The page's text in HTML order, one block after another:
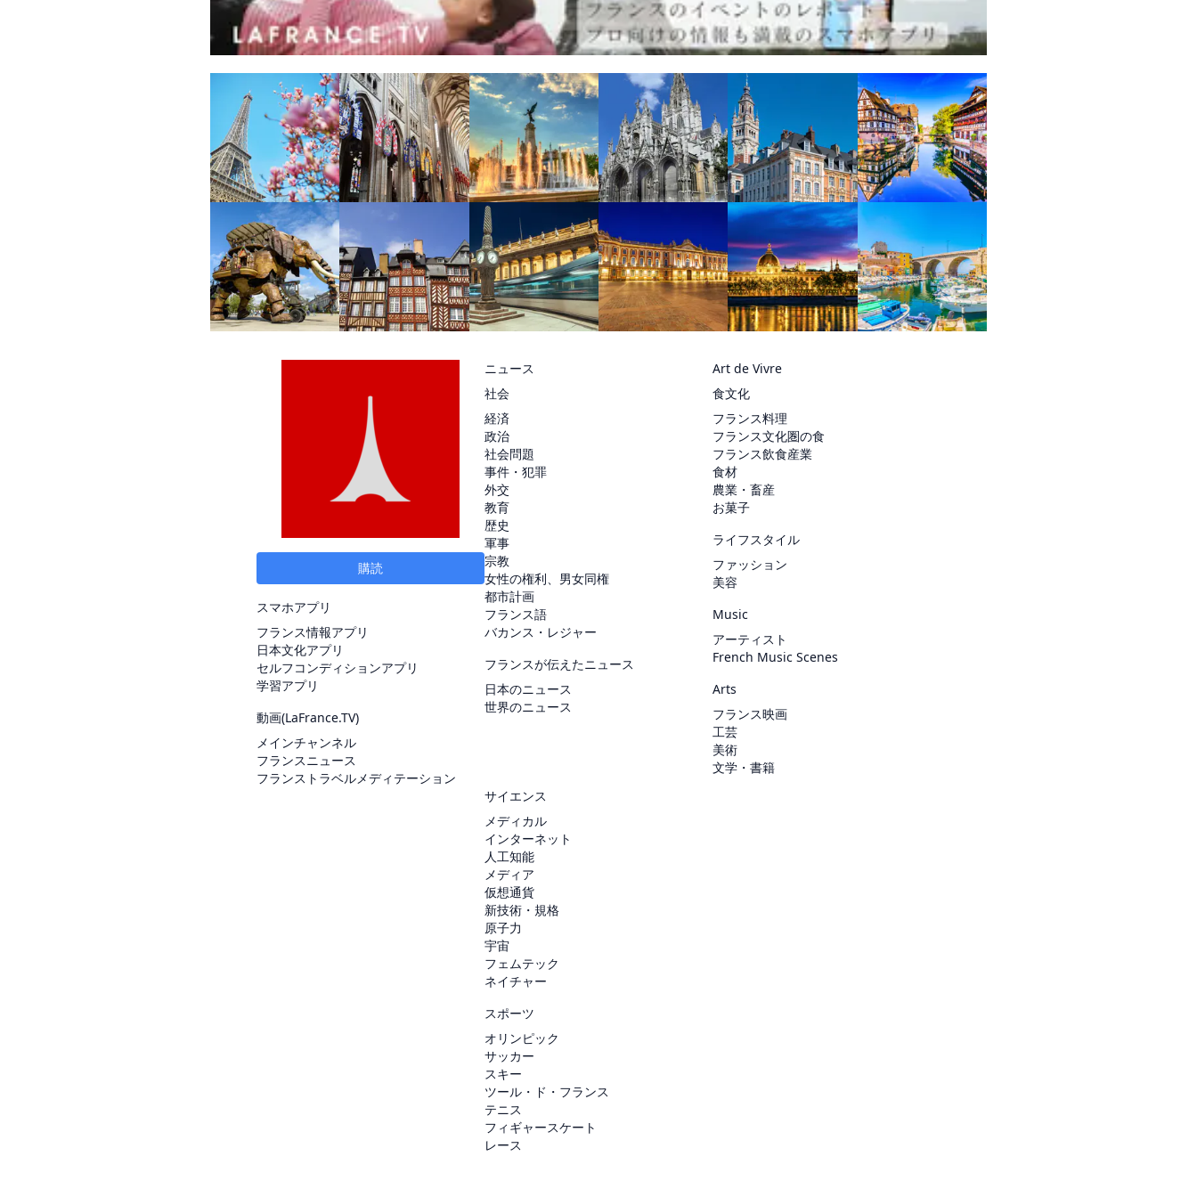
購読
スマホアプリ
フランス情報アプリ
日本文化アプリ
セルフコンディションアプリ
学習アプリ
動画(LaFrance.TV)
メインチャンネル
フランスニュース
フランストラベルメディテーション
ニュース
社会
経済
政治
社会問題
事件・犯罪
外交
教育
歴史
軍事
宗教
女性の権利、男女同権
都市計画
フランス語
バカンス・レジャー
フランスが伝えたニュース
日本のニュース
世界のニュース
Art de Vivre
食文化
フランス料理
フランス文化圏の食
フランス飲食産業
食材
農業・畜産
お菓子
ライフスタイル
ファッション
美容
Music
アーティスト
French Music Scenes
Arts
フランス映画
工芸
美術
文学・書籍
サイエンス
メディカル
インターネット
人工知能
メディア
仮想通貨
新技術・規格
原子力
宇宙
フェムテック
ネイチャー
スポーツ
オリンピック
サッカー
スキー
ツール・ド・フランス
テニス
フィギャースケート
レース